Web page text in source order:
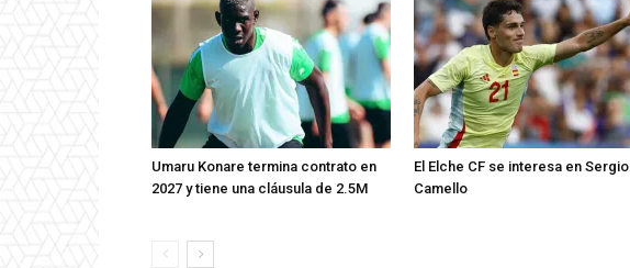
Umaru Konare termina contrato en
2027 y tiene una cláusula de 2.5M
El Elche CF se interesa en Sergio
Camello